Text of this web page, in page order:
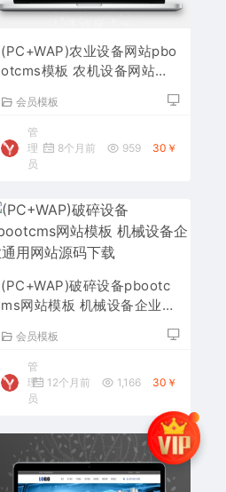
(PC+WAP)农业设备网站pbo
otcms模板 农机设备网站源
会员模板
管
理
员
8个月前 959 30￥
(PC+WAP)破碎设备pbootc
ms网站模板 机械设备企业通
会员模板
管
理
员
12个月前 1,166 30￥